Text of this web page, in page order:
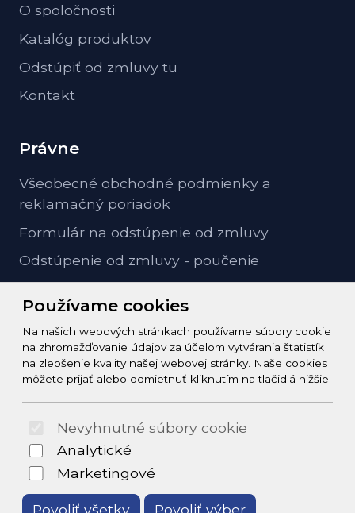
Používame cookies
Na našich webových stránkach používame súbory cookie
na zhromažďovanie údajov za účelom vytvárania štatistík
na zlepšenie kvality našej webovej stránky. Naše cookies
môžete prijať alebo odmietnuť kliknutím na tlačidlá nižšie.
Nevyhnutné súbory cookie
Analytické
Marketingové
Povoliť všetky Povoliť výber
O spoločnosti
Katalóg produktov
Odstúpiť od zmluvy tu
Kontakt
Právne
Všeobecné obchodné podmienky a
reklamačný poriadok
Formulár na odstúpenie od zmluvy
Odstúpenie od zmluvy - poučenie
GDPR ochrana osobných údajov
Kontakt
info@zeleziarstvo-majster.sk
+421456812908
© 2026 Arrabella s.r.o., mayabella s.r.o., Všetky práva